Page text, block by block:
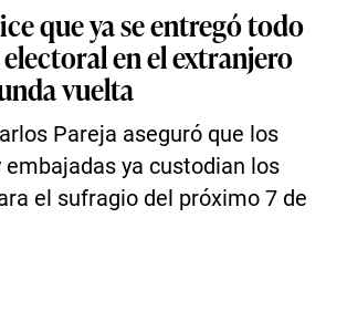
que ya se entregó todo
en el extranjero
vuelta
Pareja aseguró que los
embajadas ya custodian los
el sufragio del próximo 7 de